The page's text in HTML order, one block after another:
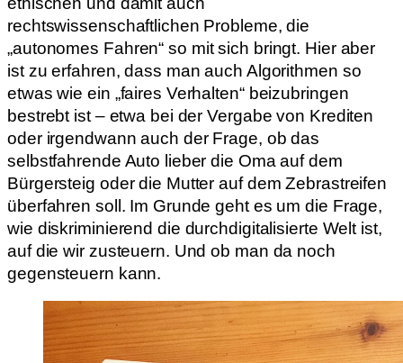
rechtswissenschaftlichen Probleme, die
„autonomes Fahren“ so mit sich bringt. Hier aber
ist zu erfahren, dass man auch Algorithmen so
etwas wie ein „faires Verhalten“ beizubringen
bestrebt ist – etwa bei der Vergabe von Krediten
oder irgendwann auch der Frage, ob das
selbstfahrende Auto lieber die Oma auf dem
Bürgersteig oder die Mutter auf dem Zebrastreifen
überfahren soll. Im Grunde geht es um die Frage,
wie diskriminierend die durchdigitalisierte Welt ist,
auf die wir zusteuern. Und ob man da noch
gegensteuern kann.